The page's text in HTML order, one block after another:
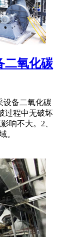
二氧化碳
设备二氧化碳
过程中无破坏
响不大。2、
。